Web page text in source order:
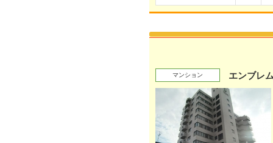
マンション エンブレ